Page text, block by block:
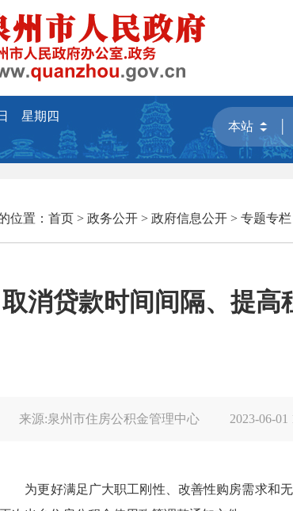
星期四
位置： 首页 > 政务公开 > 政府信息公开 > 专题专栏
取消贷款时间间隔、提
来源:泉州市住房公积金管理中心 2023-06-01
为更好满足广大职工刚性、改善性购房需求和无